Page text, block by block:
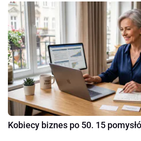
Kobiecy biznes po 50. 15